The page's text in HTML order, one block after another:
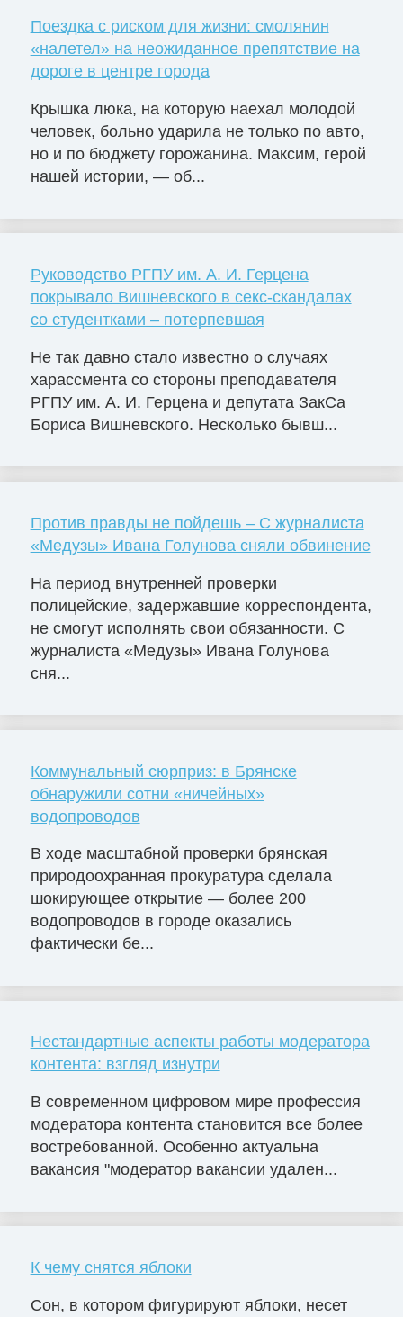
Поездка с риском для жизни: смолянин
«налетел» на неожиданное препятствие на
дороге в центре города
Крышка люка, на которую наехал молодой
человек, больно ударила не только по авто,
но и по бюджету горожанина. Максим, герой
нашей истории, — об...
Руководство РГПУ им. А. И. Герцена
покрывало Вишневского в секс-скандалах
со студентками – потерпевшая
Не так давно стало известно о случаях
харассмента со стороны преподавателя
РГПУ им. А. И. Герцена и депутата ЗакСа
Бориса Вишневского. Несколько бывш...
Против правды не пойдешь – С журналиста
«Медузы» Ивана Голунова сняли обвинение
На период внутренней проверки
полицейские, задержавшие корреспондента,
не смогут исполнять свои обязанности. С
журналиста «Медузы» Ивана Голунова
сня...
Коммунальный сюрприз: в Брянске
обнаружили сотни «ничейных»
водопроводов
В ходе масштабной проверки брянская
природоохранная прокуратура сделала
шокирующее открытие — более 200
водопроводов в городе оказались
фактически бе...
Нестандартные аспекты работы модератора
контента: взгляд изнутри
В современном цифровом мире профессия
модератора контента становится все более
востребованной. Особенно актуальна
вакансия "модератор вакансии удален...
К чему снятся яблоки
Сон, в котором фигурируют яблоки, несет